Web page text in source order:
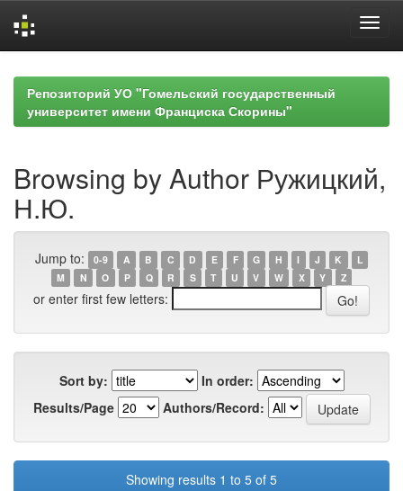
navigationРепозиторий УО "Гомельский государственный
университет имени Франциска Скорины"
Browsing by Author Ружицкий,
Н.Ю.
Jump to: 0-9 A B C D E F G H I J K
L
M
N O P Q R S T U V W X Y Z
or enter first few letters:
Sort by:
In order:
Results/Page
Authors/Record:
Showing results 1 to 5 of 5